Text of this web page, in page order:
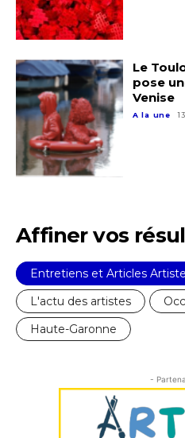
* Champ obligatoire
Statut / Organisation
J'accepte lestermes et
* Champ obligatoire
Le
pose
Venise
A la une
Affiner vos
Entretiens et Articles
L'actu des artistes
Haute-Garonne
-